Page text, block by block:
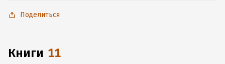
Поделиться
книги 11